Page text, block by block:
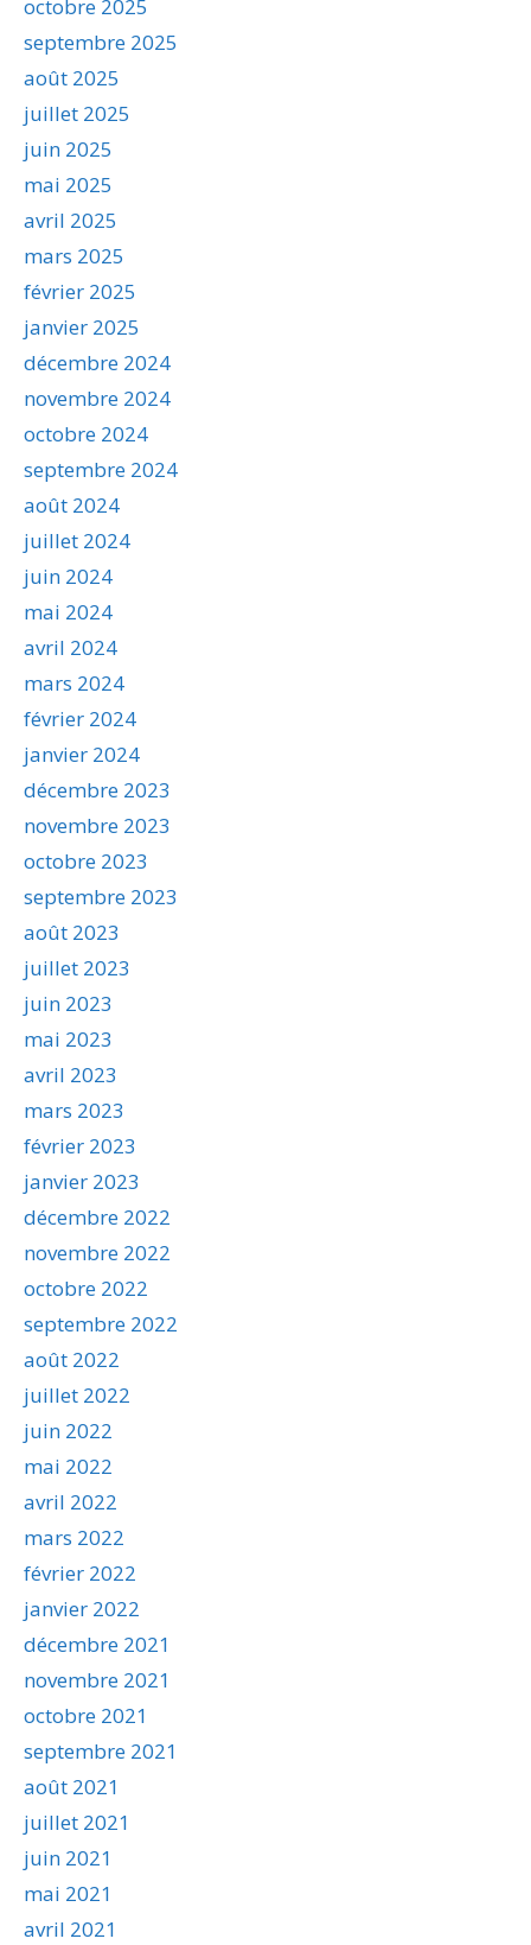
octobre 2025
septembre 2025
août 2025
juillet 2025
juin 2025
mai 2025
avril 2025
mars 2025
février 2025
janvier 2025
décembre 2024
novembre 2024
octobre 2024
septembre 2024
août 2024
juillet 2024
juin 2024
mai 2024
avril 2024
mars 2024
février 2024
janvier 2024
décembre 2023
novembre 2023
octobre 2023
septembre 2023
août 2023
juillet 2023
juin 2023
mai 2023
avril 2023
mars 2023
février 2023
janvier 2023
décembre 2022
novembre 2022
octobre 2022
septembre 2022
août 2022
juillet 2022
juin 2022
mai 2022
avril 2022
mars 2022
février 2022
janvier 2022
décembre 2021
novembre 2021
octobre 2021
septembre 2021
août 2021
juillet 2021
juin 2021
mai 2021
avril 2021